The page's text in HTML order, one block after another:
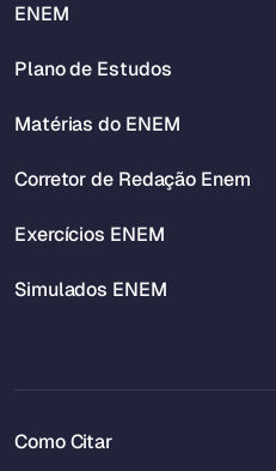
ENEM
Plano de Estudos
Matérias do ENEM
Corretor de Redação Enem
Exercícios ENEM
Simulados ENEM
Como Citar